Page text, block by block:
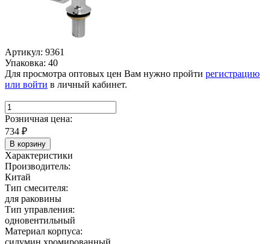
Артикул: 9361
Упаковка: 40
Для просмотра оптовых цен Вам нужно пройти регистрацию
или войти в личный кабинет.
Розничная цена:
734 ₽
В корзину
Характеристики
Производитель:
Китай
Тип смесителя:
для раковины
Тип управления:
одновентильный
Материал корпуса:
силумин хромированный